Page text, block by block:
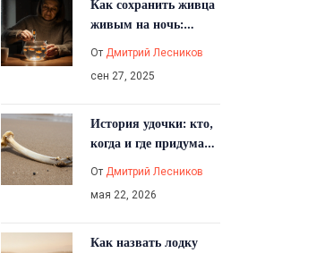
Как сохранить живца
живым на ночь:
От Дмитрий Лесников
сен 27, 2025
История удочки: кто,
когда и где придумал
для рыбалки
От Дмитрий Лесников
мая 22, 2026
Как назвать лодку